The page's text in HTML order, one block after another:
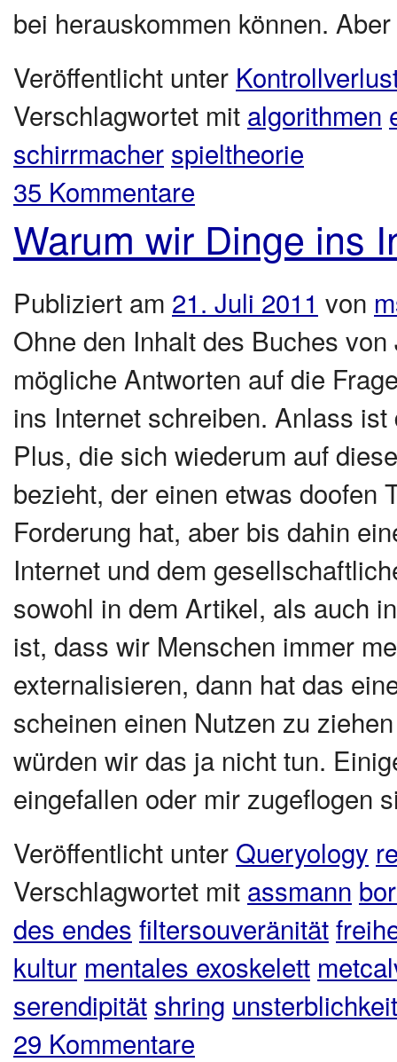
bei herauskommen können.
Veröffentlicht unter
Verschlagwortet mit algorithmen
schirrmacher spieltheorie
35 Kommentare
Warum wir Dinge ins
Publiziert am 21. Juli 2011 von
Ohne den Inhalt des Buches
mögliche Antworten auf die
ins Internet schreiben. Anlass
Plus, die sich wiederum auf
bezieht, der einen etwas doofen
Forderung hat, aber bis dahin
Internet und dem
sowohl in dem Artikel, als auch
ist, dass wir Menschen immer
externalisieren, dann hat das
scheinen einen Nutzen zu
würden wir das ja nicht tun.
eingefallen oder mir zugeflogen
Veröffentlicht unter Queryology
Verschlagwortet mit assmann
des endes filtersouveränität
kultur mentales exoskelett
serendipität shring unsterblichkeit
29 Kommentare